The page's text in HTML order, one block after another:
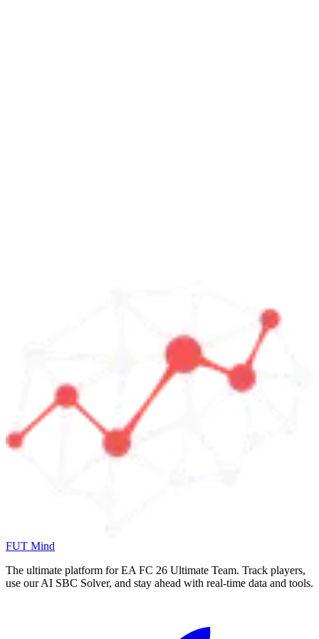
FUT Mind
The ultimate platform for EA FC 26 Ultimate Team. Track players,
use our AI SBC Solver, and stay ahead with real-time data and tools.